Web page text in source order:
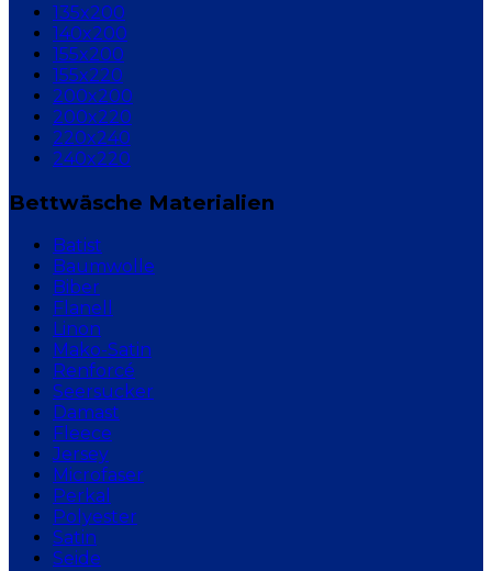
135x200
140x200
155x200
155x220
200x200
200x220
220x240
240x220
Bettwäsche Materialien
Batist
Baumwolle
Biber
Flanell
Linon
Mako-Satin
Renforcé
Seersucker
Damast
Fleece
Jersey
Microfaser
Perkal
Polyester
Satin
Seide